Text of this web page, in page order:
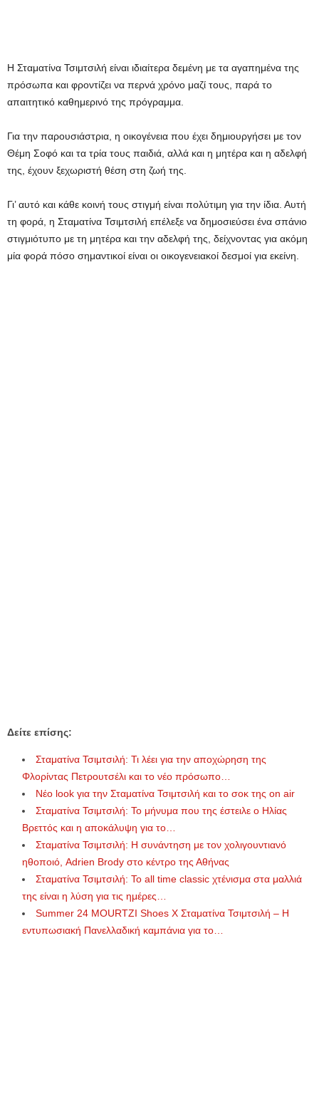
Η Σταματίνα Τσιμτσιλή είναι ιδιαίτερα δεμένη με τα αγαπημένα της
πρόσωπα και φροντίζει να περνά χρόνο μαζί τους, παρά το
απαιτητικό καθημερινό της πρόγραμμα.
Για την παρουσιάστρια, η οικογένεια που έχει δημιουργήσει με τον
Θέμη Σοφό και τα τρία τους παιδιά, αλλά και η μητέρα και η αδελφή
της, έχουν ξεχωριστή θέση στη ζωή της.
Γι’ αυτό και κάθε κοινή τους στιγμή είναι πολύτιμη για την ίδια. Αυτή
τη φορά, η Σταματίνα Τσιμτσιλή επέλεξε να δημοσιεύσει ένα σπάνιο
στιγμιότυπο με τη μητέρα και την αδελφή της, δείχνοντας για ακόμη
μία φορά πόσο σημαντικοί είναι οι οικογενειακοί δεσμοί για εκείνη.
Δείτε επίσης:
Σταματίνα Τσιμτσιλή: Τι λέει για την αποχώρηση της
Φλορίντας Πετρουτσέλι και το νέο πρόσωπο…
Νέο look για την Σταματίνα Τσιμτσιλή και το σοκ της on air
Σταματίνα Τσιμτσιλή: Το μήνυμα που της έστειλε ο Ηλίας
Βρεττός και η αποκάλυψη για το…
Σταματίνα Τσιμτσιλή: Η συνάντηση με τον χολιγουντιανό
ηθοποιό, Adrien Brody στο κέντρο της Αθήνας
Σταματίνα Τσιμτσιλή: Το all time classic χτένισμα στα μαλλιά
της είναι η λύση για τις ημέρες…
Summer 24 MOURTZI Shoes Χ Σταματίνα Τσιμτσιλή – H
εντυπωσιακή Πανελλαδική καμπάνια για το…